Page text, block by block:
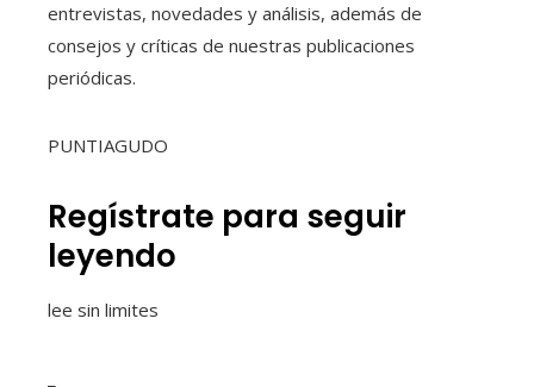
entrevistas, novedades y análisis, además de
consejos y críticas de nuestras publicaciones
periódicas.
PUNTIAGUDO
Regístrate para seguir
leyendo
lee sin limites